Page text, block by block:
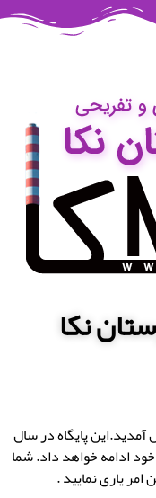
نکا
پایگاه در سال
خود ادامه خواهد داد. شما
امر یاری نمایید .